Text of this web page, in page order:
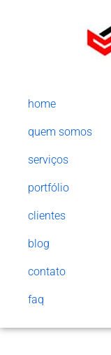
home
quem somos
serviços
portfólio
clientes
blog
contato
faq